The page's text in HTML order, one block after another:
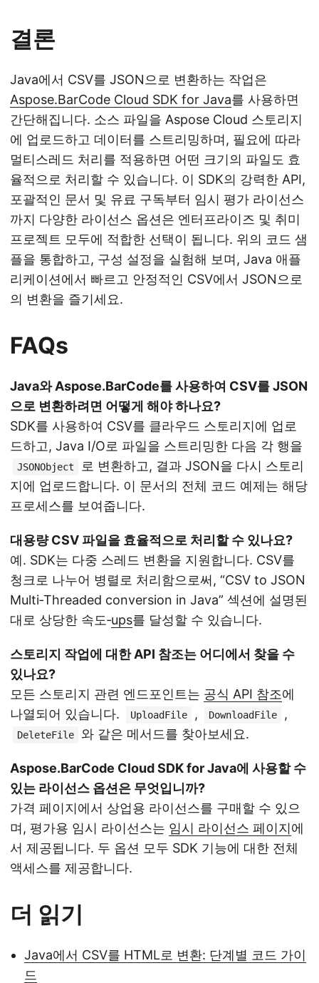
결론
Java에서 CSV를 JSON으로 변환하는 작업은
Aspose.BarCode Cloud SDK for Java를 사용하면
간단해집니다. 소스 파일을 Aspose Cloud 스토리지
에 업로드하고 데이터를 스트리밍하며, 필요에 따라
멀티스레드 처리를 적용하면 어떤 크기의 파일도 효
율적으로 처리할 수 있습니다. 이 SDK의 강력한 API,
포괄적인 문서 및 유료 구독부터 임시 평가 라이선스
까지 다양한 라이선스 옵션은 엔터프라이즈 및 취미
프로젝트 모두에 적합한 선택이 됩니다. 위의 코드 샘
플을 통합하고, 구성 설정을 실험해 보며, Java 애플
리케이션에서 빠르고 안정적인 CSV에서 JSON으로
의 변환을 즐기세요.
FAQs
Java와 Aspose.BarCode를 사용하여 CSV를 JSON
으로 변환하려면 어떻게 해야 하나요?
SDK를 사용하여 CSV를 클라우드 스토리지에 업로
드하고, Java I/O로 파일을 스트리밍한 다음 각 행을
JSONObject
로 변환하고, 결과 JSON을 다시 스토리
지에 업로드합니다. 이 문서의 전체 코드 예제는 해당
프로세스를 보여줍니다.
대용량 CSV 파일을 효율적으로 처리할 수 있나요?
예. SDK는 다중 스레드 변환을 지원합니다. CSV를
청크로 나누어 병렬로 처리함으로써, “CSV to JSON
Multi‑Threaded conversion in Java” 섹션에 설명된
대로 상당한 속도‑ups를 달성할 수 있습니다.
스토리지 작업에 대한 API 참조는 어디에서 찾을 수
있나요?
모든 스토리지 관련 엔드포인트는 공식 API 참조에
나열되어 있습니다.
UploadFile , DownloadFile ,
DeleteFile 와 같은 메서드를 찾아보세요.
Aspose.BarCode Cloud SDK for Java에 사용할 수
있는 라이선스 옵션은 무엇입니까?
가격 페이지에서 상업용 라이선스를 구매할 수 있으
며, 평가용 임시 라이선스는 임시 라이선스 페이지에
서 제공됩니다. 두 옵션 모두 SDK 기능에 대한 전체
액세스를 제공합니다.
더 읽기
Java에서 CSV를 HTML로 변환: 단계별 코드 가이
드